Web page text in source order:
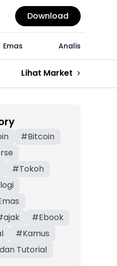
Download
Emas Analis
Lihat Market
#Bitcoin
#Tokoh
ajak #Ebook
#Kamus
Tutorial